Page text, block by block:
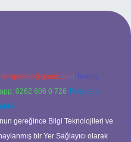
Teams:
0262 606 0 726 Telegram:
gereğince Bilgi Teknolojileri ve
bir Yer Sağlayıcı olarak